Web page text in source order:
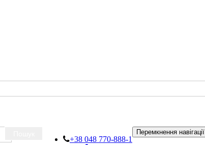
+38 048 770-888-1
Перемкнення навігації